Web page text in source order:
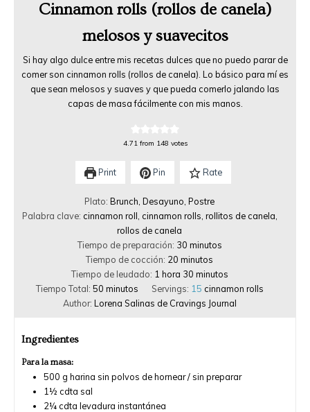
Cinnamon rolls (rollos de canela)
melosos y suavecitos
Si hay algo dulce entre mis recetas dulces que no puedo parar de
comer son cinnamon rolls (rollos de canela). Lo básico para mí es
que sean melosos y suaves y que pueda comerlo jalando las
capas de masa fácilmente con mis manos.
4.71from 148 votes
Print Pin Rate
Plato:Brunch, Desayuno, Postre
Palabra clave: cinnamon roll, cinnamon rolls, rollitos de canela,
rollos de canela
Tiempo de preparación: 30 minutos
Tiempo de cocción: 20 minutos
Tiempo de leudado: 1 hora 30 minutos
Tiempo Total:50 minutos Servings: 15 cinnamon rolls
Author: Lorena Salinas de Cravings Journal
Ingredientes
Para la masa:
500 g harina sin polvos de hornear / sin preparar
1½ cdta sal
2¼ cdta levadura instantánea